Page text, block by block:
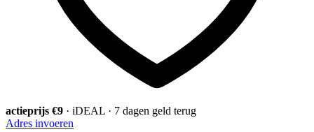
actieprijs €9 · iDEAL · 7 dagen geld terug
Adres invoeren